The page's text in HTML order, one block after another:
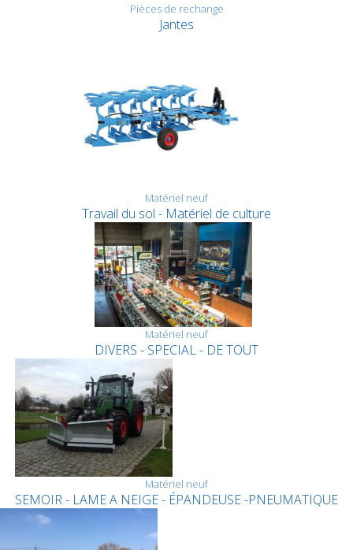
Pièces de rechange
Jantes
Matériel neuf
Travail du sol - Matériel de culture
Matériel neuf
DIVERS - SPECIAL - DE TOUT
Matériel neuf
SEMOIR - LAME A NEIGE - ÉPANDEUSE -PNEUMATIQUE